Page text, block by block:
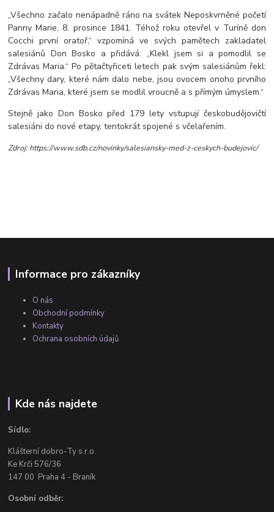
„Všechno začalo nenápadně ráno na svátek Neposkvrněné početí
Panny Marie, 8. prosince 1841. Téhož roku otevřel v Turíně don
Cocchi první oratoř,“ vzpomíná ve svých pamětech zakladatel
salesiánů Don Bosko a přidává: „Klekl jsem si a pomodlil se
Zdrávas Maria.“ Po pětačtyřiceti letech pak svým salesiánům řekl:
„Všechny dary, které nám dalo nebe, jsou ovocem onoho prvního
Zdrávas Maria, které jsem se modlil vroucně a s přímým úmyslem.“
Stejně jako Don Bosko před 179 lety vstupují českobudějovičtí
salesiáni do nové etapy, tentokrát spojené s včelařením.
Zdroj: https://www.sdb.cz/novinky/salesiansky-med-z-ceskych-budejovic/
Informace pro zákazníky
O nás
Obchodní podmínky
Kontakty
Ochrana osobních údajů
Kde nás najdete
Sídlo:
Klášterní dobro-Ty s.r.o.
Ke Krči 576/36
147 00 Praha 4 - Braník
Osobní odběr: